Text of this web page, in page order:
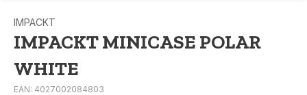
IMPACKT
IMPACKT MINICASE POLAR
WHITE
EAN: 4027002084803